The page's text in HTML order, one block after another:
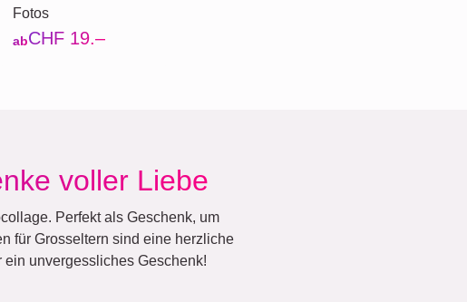
Fotos
abCHF 19.–
voller Liebe
Perfekt als Geschenk, um
für Grosseltern sind eine herzliche
unvergessliches Geschenk!